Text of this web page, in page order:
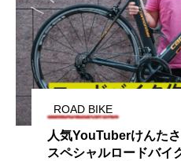
ROAD BIKE
人気YouTuberけんた
スペシャルロードバイ